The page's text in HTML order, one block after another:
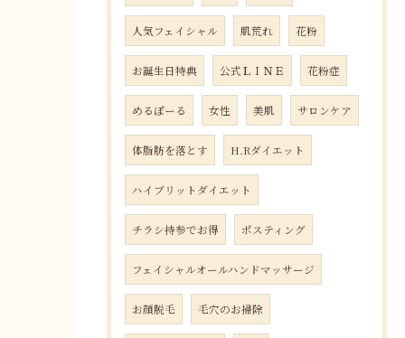
人気フェイシャル 肌荒れ 花粉
お誕生日特典 公式ＬＩＮＥ 花粉症
めるぽーる 女性 美肌 サロンケア
体脂肪を落とす H.Rダイエット
ハイブリットダイエット
チラシ持参でお得 ポスティング
フェイシャルオールハンドマッサージ
お顔脱毛 毛穴のお掃除